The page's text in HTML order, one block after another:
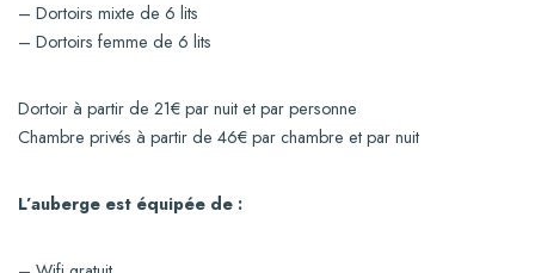
– Dortoirs mixte de 6 lits
– Dortoirs femme de 6 lits
Dortoir à partir de 21€ par nuit et par personne
Chambre privés à partir de 46€ par chambre et par nuit
L’auberge est équipée de :